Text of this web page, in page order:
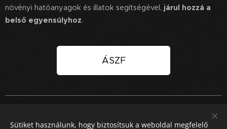
növényi hatóanyagok és illatok segítségével, járul hozzá a
belső egyensúlyhoz.
ÁSZF
Sütiket használunk, hogy biztosítsuk a weboldal megfelelő